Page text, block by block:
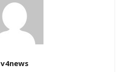
v4news